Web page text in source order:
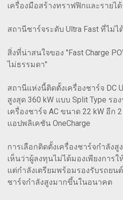
เครื่องมือสร้างทราฟฟิกและรายไ
สถานีชาร์จระดับ Ultra Fast ที่ไม่
สิ่งที่น่าสนใจของ "Fast Charge
ไม่ธรรมดา"
สถานีแห่งนี้ติดตั้งเครื่องชาร์จ DC
สูงสุด 360 kW แบบ Split Type รอ
เครื่องชาร์จ AC ขนาด 22 kW อีก
แอปพลิเคชัน OneCharge
การเลือกติดตั้งเครื่องชาร์จกำลัง
เห็นว่าผู้ลงทุนไม่ได้มองเพียงการ
แต่กำลังเตรียมพร้อมรองรับรถยน
ชาร์จกำลังสูงมากขึ้นในอนาคต